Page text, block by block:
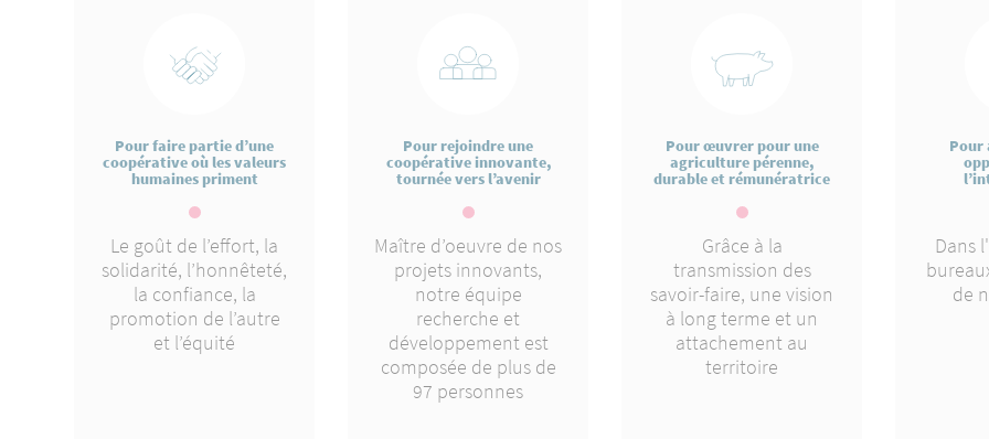
Pour faire partie d’une
coopérative où les valeurs
humaines priment
Le goût de l’effort, la
solidarité, l’honnêteté,
la confiance, la
promotion de l’autre
et l’équité
Pour rejoindre une
coopérative innovante,
tournée vers l’avenir
Maître d’oeuvre de nos
projets innovants,
notre équipe
recherche et
développement est
composée de plus de
97 personnes
Pour œuvrer pour une
agriculture pérenne,
durable et rémunératrice
Grâce à la
transmission des
savoir-faire, une vision
à long terme et un
attachement au
territoire
Pour
Dans
de